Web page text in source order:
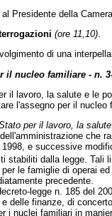
Presidente della
(ore 11,10).
di una
il nucleo familiare - n.
il lavoro, la salute e le
l'assegno per il
per il lavoro, la
che
e successive
stabiliti dalla legge.
le famiglie di operai
precedente.
legge n. 185 del
delle finanze, di
i nuclei familiari in